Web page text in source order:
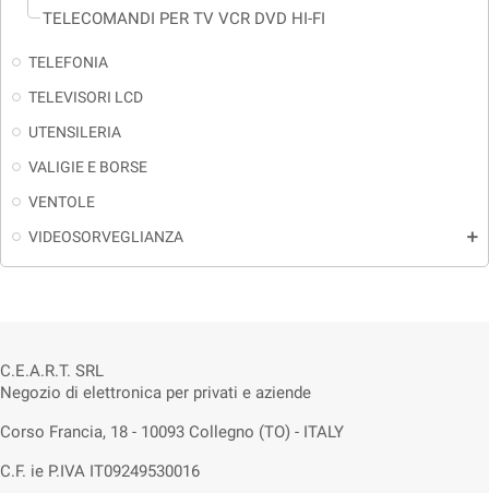
TELECOMANDI PER TV VCR DVD HI-FI
TELEFONIA
TELEVISORI LCD
UTENSILERIA
VALIGIE E BORSE
VENTOLE
VIDEOSORVEGLIANZA
add
C.E.A.R.T. SRL
Negozio di elettronica per privati e aziende
Corso Francia, 18 - 10093 Collegno (TO) - ITALY
C.F. ie P.IVA IT09249530016